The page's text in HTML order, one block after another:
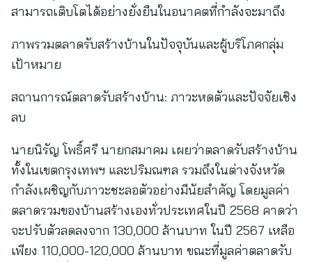
สามารถเติบโตได้อย่างยั่งยืนในอนาคตที่กำลังจะมาถึง
ภาพรวมตลาดรับสร้างบ้านในปัจจุบันและผู้บริโภคกลุ่ม
เป้าหมาย
สถานการณ์ตลาดรับสร้างบ้าน: ภาวะหดตัวและปัจจัยเชิง
ลบ
นายนิรัญ โพธิ์ศรี นายกสมาคม เผยว่าตลาดรับสร้างบ้าน
ทั้งในเขตกรุงเทพฯ และปริมณฑล รวมถึงในต่างจังหวัด
กำลังเผชิญกับภาวะชะลอตัวอย่างมีนัยสำคัญ โดยมูลค่า
ตลาดรวมของบ้านสร้างเองทั่วประเทศในปี 2568 คาดว่า
จะปรับตัวลดลงจาก 130,000 ล้านบาท ในปี 2567 เหลือ
เพียง 110,000-120,000 ล้านบาท ขณะที่มูลค่าตลาดรับ